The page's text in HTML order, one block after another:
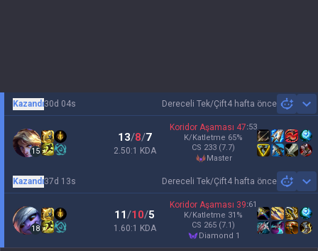
Dereceli Tek/Çift4 hafta önce
Kazandı30d 04s
15
13/8/7
2.50:1 KDA
Koridor Aşaması 47:53
K/Katletme 65%
CS 233 (7.7)
master
Dereceli Tek/Çift4 hafta önce
Kazandı37d 13s
18
11/10/5
1.60:1 KDA
Koridor Aşaması 39:61
K/Katletme 31 %
CS 265 (7.1)
diamond 1